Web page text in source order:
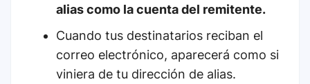
alias como la cuenta del remitente.
Cuando tus destinatarios reciban el
correo electrónico, aparecerá como si
viniera de tu dirección de alias.